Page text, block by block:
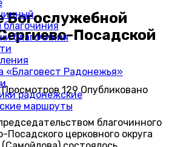
благочиния
«Благовест Радонежья»
радонежские
маршруты
Богослужебной
Посадской
Просмотров 129 Опубликовано
благочинного
Посадского церковного округа